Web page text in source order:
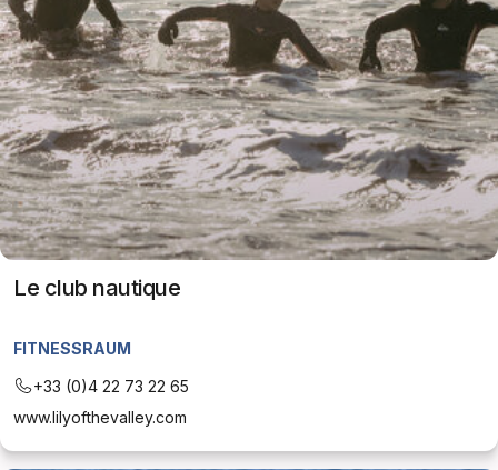
Le club nautique
FITNESSRAUM
+33 (0)4 22 73 22 65
www.lilyofthevalley.com